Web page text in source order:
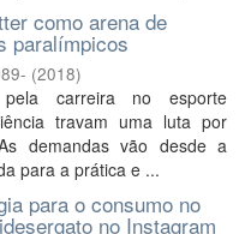
como arena de
paralímpicos
(2018)
carreira no esporte
travam uma luta por
demandas vão desde a
para a prática e ...
para o consumo no
no Instagram